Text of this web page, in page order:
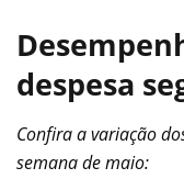
despesa
Confira a variação
semana de maio: